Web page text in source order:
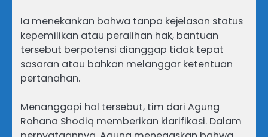
Ia menekankan bahwa tanpa kejelasan status
kepemilikan atau peralihan hak, bantuan
tersebut berpotensi dianggap tidak tepat
sasaran atau bahkan melanggar ketentuan
pertanahan.
Menanggapi hal tersebut, tim dari Agung
Rohana Shodiq memberikan klarifikasi. Dalam